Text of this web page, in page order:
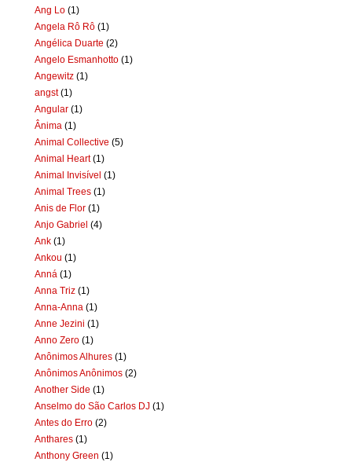
Ang Lo (1)
Angela Rô Rô (1)
Angélica Duarte (2)
Angelo Esmanhotto (1)
Angewitz (1)
angst (1)
Angular (1)
Ânima (1)
Animal Collective (5)
Animal Heart (1)
Animal Invisível (1)
Animal Trees (1)
Anis de Flor (1)
Anjo Gabriel (4)
Ank (1)
Ankou (1)
Anná (1)
Anna Triz (1)
Anna-Anna (1)
Anne Jezini (1)
Anno Zero (1)
Anônimos Alhures (1)
Anônimos Anônimos (2)
Another Side (1)
Anselmo do São Carlos DJ (1)
Antes do Erro (2)
Anthares (1)
Anthony Green (1)